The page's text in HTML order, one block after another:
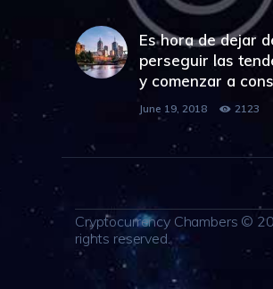
Es hora de dejar
perseguir las
y comenzar a
June 19, 2018 2123
Cryptocurrency Chambers ©
rights reserved.